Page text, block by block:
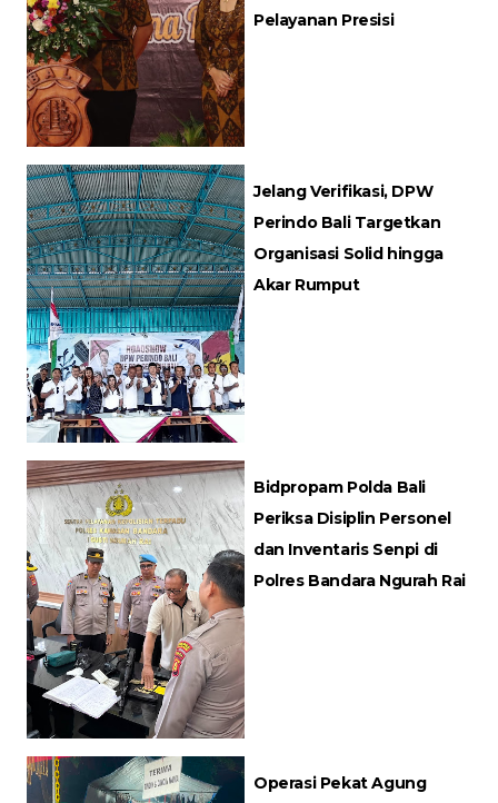
Pelayanan Presisi
Jelang Verifikasi, DPW
Perindo Bali Targetkan
Organisasi Solid hingga
Akar Rumput
Bidpropam Polda Bali
Periksa Disiplin Personel
dan Inventaris Senpi di
Polres Bandara Ngurah Rai
Operasi Pekat Agung